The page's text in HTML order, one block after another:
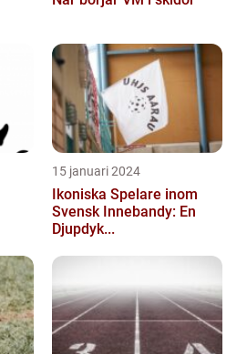
15 januari 2024
Ikoniska Spelare inom
Svensk Innebandy: En
Djupdyk...